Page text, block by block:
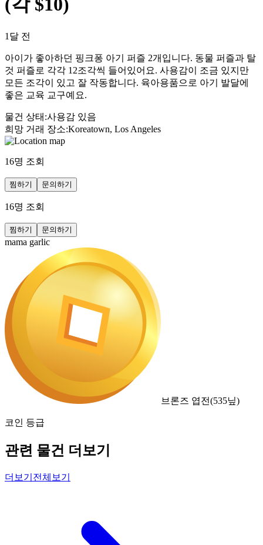
(각 $10)
1달 전
아이가 좋아하던 핑크퐁 아기 퍼즐 2개입니다. 동물 퍼즐과 탈
것 퍼즐로 각각 12조각씩 들어있어요. 사용감이 조금 있지만
모든 조각이 있고 잘 작동합니다. 육아용품으로 아기 발달에
좋은 교육 교구예요.
물건 상태 :사용감 있음
희망 거래 장소:Koreatown, Los Angeles
16명 조회
찜하기 문의하기
16명 조회
찜하기 문의하기
mama garlic
브론즈 엽전(535닢)
코인 등급
관련 물건 더보기
더보기 전체보기